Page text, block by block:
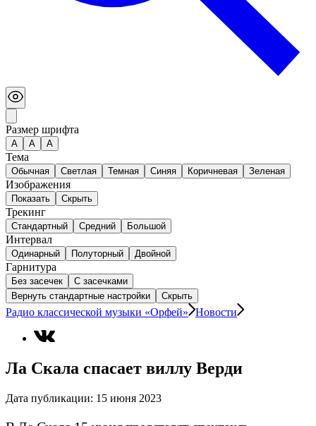
Размер шрифта
А A A
Тема
Обычная Светлая Темная Синяя Коричневая Зеленая
Изображения
Показать Скрыть
Трекинг
Стандартный Средний Большой
Интервал
Одинарный Полуторный Двойной
Гарнитура
Без засечек
С засечками
Вернуть стандартные настройки
Скрыть
Радио классической музыки «Орфей» Новости
Ла Скала спасает виллу Верди
Дата публикации: 15 июня 2023